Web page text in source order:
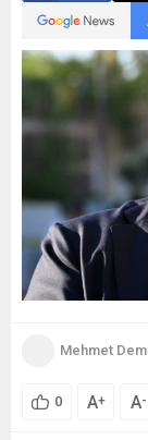
Mehmet
0 A+ A-